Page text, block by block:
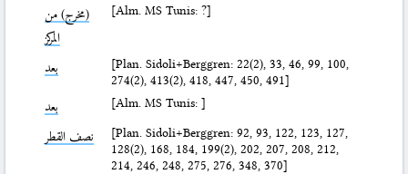
(مخرج) من
المركز
[Alm. MS Tunis: ?]
بعد
[Plan. Sidoli+Berggren: 22(2), 33, 46, 99, 100,
274(2), 413(2), 418, 447, 450, 491]
بعد
[Alm. MS Tunis: ]
نصف القطر
[Plan. Sidoli+Berggren: 92, 93, 122, 123, 127,
128(2), 168, 184, 199(2), 202, 207, 208, 212,
214, 246, 248, 275, 276, 348, 370]